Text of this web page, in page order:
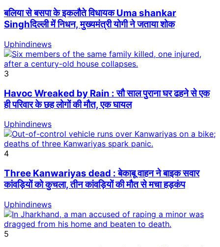
बलिया से बसपा के इकलौते विधायक Uma shankar
Singhदिल्ली में निधन, मुख्यमंत्री योगी ने जताया शोक
Uphindinews
3
Havoc Wreaked by Rain : सौ साल पुराना घर ढहने से एक
ही परिवार के छह लोगों की मौत, एक घायल
Uphindinews
4
Three Kanwariyas dead : बेकाबू वाहन ने बाइक सवार
कांवड़ियों को कुचला, तीन कांवड़ियों की मौत से मचा हड़कंप
Uphindinews
5